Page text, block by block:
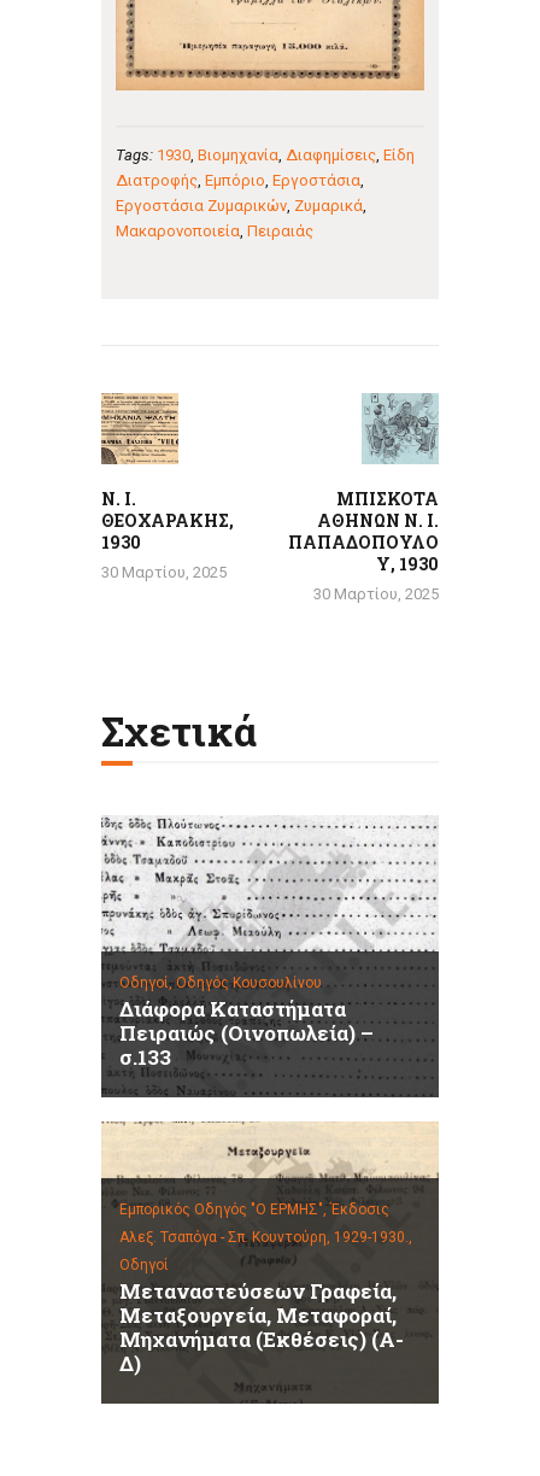
Tags: 1930, Βιομηχανία, Διαφημίσεις, Είδη
Διατροφής, Εμπόριο, Εργοστάσια,
Εργοστάσια Ζυμαρικών, Ζυμαρικά,
Μακαρονοποιεία, Πειραιάς
άρθρων
Ν. Ι.
ΘΕΟΧΑΡΑΚΗΣ,
1930
30 Μαρτίου, 2025
ΜΠΙΣΚΟΤΑ
ΑΘΗΝΩΝ Ν. Ι.
ΠΑΠΑΔΟΠΟΥΛΟ
Υ, 1930
30 Μαρτίου, 2025
Σχετικά
Οδηγοί,Οδηγός Κουσουλίνου
Διάφορα Καταστήματα
Πειραιώς (Οινοπωλεία) –
σ.133
Εμπορικός Οδηγός "Ο ΕΡΜΗΣ", Έκδοσις
Αλεξ. Τσαπόγα - Σπ. Κουντούρη, 1929-1930.,
Οδηγοί
Μεταναστεύσεων Γραφεία,
Μεταξουργεία, Μεταφοραί,
Μηχανήματα (Εκθέσεις) (Α-
Δ)